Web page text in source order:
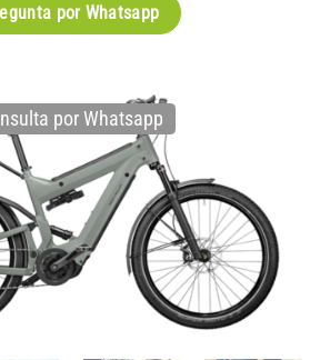
por Whatsapp
por Whatsapp